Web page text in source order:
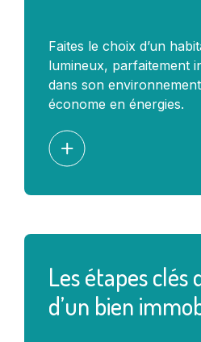
Faites le choix d’un
lumineux, parfaitement
dans son
économe en énergies.
Les étapes clés
d’un bien